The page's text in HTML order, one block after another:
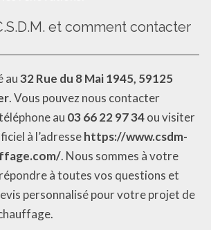
et comment contacter
au32 Rue du 8 Mai 1945, 59125
. Vous pouvez nous contacter
au 03 66 22 97 34ou visiter
à l’adressehttps://www.csdm-
. Nous sommes à votre
à toutes vos questions et
personnalisé pour votre projet de